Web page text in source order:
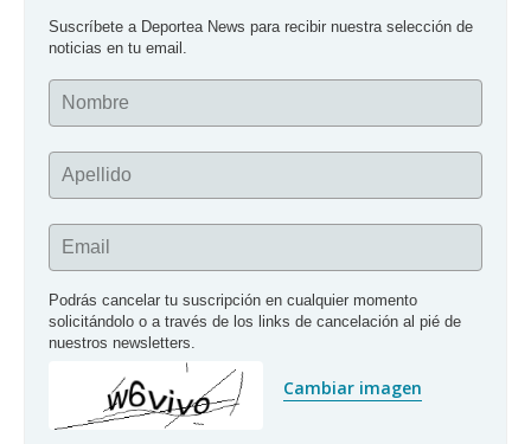
Suscríbete a Deportea News para recibir nuestra selección de
noticias en tu email.
Nombre
Apellido
Email
Podrás cancelar tu suscripción en cualquier momento
solicitándolo o a través de los links de cancelación al pié de
nuestros newsletters.
Cambiar imagen